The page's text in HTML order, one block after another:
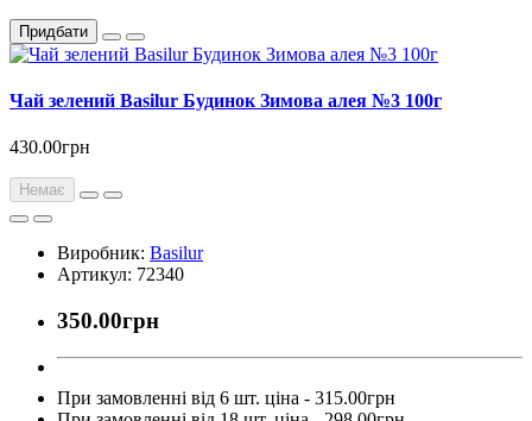
Придбати
Чай зелений Basilur Будинок Зимова алея №3 100г
430.00грн
Немає
Виробник: Basilur
Артикул: 72340
350.00грн
При замовленні від 6 шт. ціна - 315.00грн